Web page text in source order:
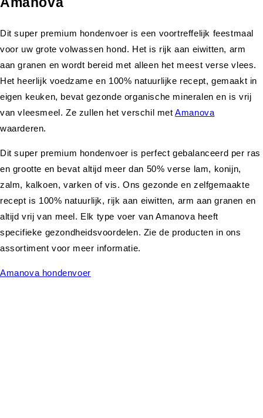
Dit super premium hondenvoer is een voortreffelijk feestmaal
voor uw grote volwassen hond. Het is rijk aan eiwitten, arm
aan granen en wordt bereid met alleen het meest verse vlees.
Het heerlijk voedzame en 100% natuurlijke recept, gemaakt in
eigen keuken, bevat gezonde organische mineralen en is vrij
van vleesmeel. Ze zullen het verschil metAmanova
waarderen.
Dit super premium hondenvoer is perfect gebalanceerd per ras
en grootte en bevat altijd meer dan 50% verse lam, konijn,
zalm, kalkoen, varken of vis. Ons gezonde en zelfgemaakte
recept is 100% natuurlijk, rijk aan eiwitten, arm aan granen en
altijd vrij van meel. Elk type voer van Amanova heeft
specifieke gezondheidsvoordelen. Zie de producten in ons
assortiment voor meer informatie.
Amanova hondenvoer